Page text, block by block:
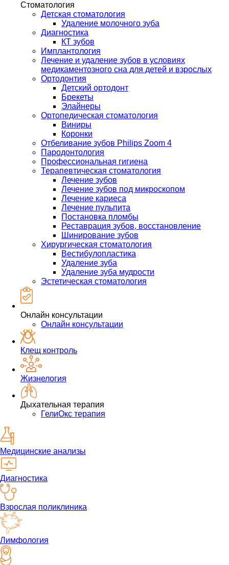
Стоматология
Детская стоматология
Удаление молочного зуба
Диагностика
КТ зубов
Имплантология
Лечение и удаление зубов в условиях
медикаментозного сна для детей и взрослых
Ортодонтия
Детский ортодонт
Брекеты
Элайнеры
Ортопедическая стоматология
Виниры
Коронки
Отбеливание зубов Philips Zoom 4
Пародонтология
Профессиональная гигиена
Терапевтическая стоматология
Лечение зубов
Лечение зубов под микроскопом
Лечение кариеса
Лечение пульпита
Постановка пломбы
Реставрация зубов, восстановление
Шинирование зубов
Хирургическая стоматология
Вестибулопластика
Удаление зуба
Удаление зуба мудрости
Эстетическая стоматология
Онлайн консультации
Онлайн консультации
Клещ контроль
Жизнелогия
Дыхательная терапия
ГелиОкс терапия
Медицинские анализы
Диагностика
Взрослая поликлиника
Лимфология